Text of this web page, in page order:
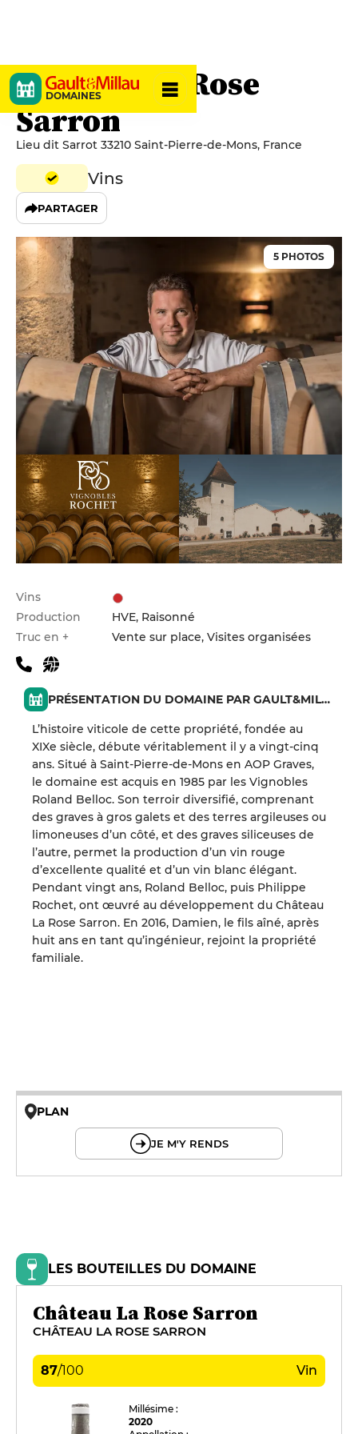
DOMAINES
Château La Rose
Sarron
Lieu dit Sarrot 33210 Saint-Pierre-de-Mons, France
Vins
PARTAGER
5 PHOTOS
Vins
Production
HVE, Raisonné
Truc en +
Vente sur place, Visites organisées
PRÉSENTATION DU DOMAINE PAR GAULT&MILLAU
L’histoire viticole de cette propriété, fondée au
XIXe siècle, débute véritablement il y a vingt-cinq
ans. Situé à Saint-Pierre-de-Mons en AOP Graves,
le domaine est acquis en 1985 par les Vignobles
Roland Belloc. Son terroir diversifié, comprenant
des graves à gros galets et des terres argileuses ou
limoneuses d’un côté, et des graves siliceuses de
l’autre, permet la production d’un vin rouge
d’excellente qualité et d’un vin blanc élégant.
Pendant vingt ans, Roland Belloc, puis Philippe
Rochet, ont œuvré au développement du Château
La Rose Sarron. En 2016, Damien, le fils aîné, après
huit ans en tant qu’ingénieur, rejoint la propriété
familiale.
PLAN
JE M'Y RENDS
LES BOUTEILLES DU DOMAINE
Château La Rose Sarron
CHÂTEAU LA ROSE SARRON
87/100 Vin
Millésime :
2020